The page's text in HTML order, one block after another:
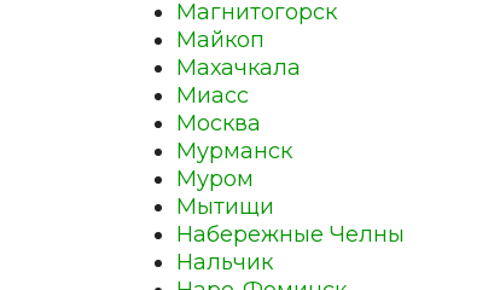
Магнитогорск
Майкоп
Махачкала
Миасс
Москва
Мурманск
Муром
Мытищи
Набережные Челны
Нальчик